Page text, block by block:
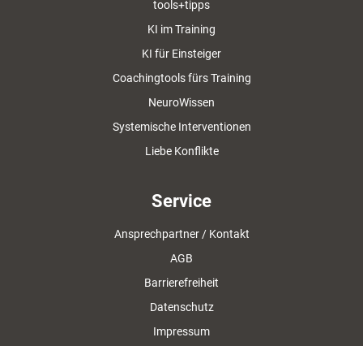
tools+tipps
KI im Training
KI für Einsteiger
Coachingtools fürs Training
NeuroWissen
Systemische Interventionen
Liebe Konflikte
Service
Ansprechpartner / Kontakt
AGB
Barrierefreiheit
Datenschutz
Impressum